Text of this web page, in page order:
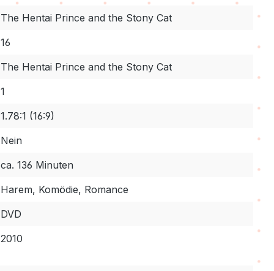
The Hentai Prince and the Stony Cat
16
The Hentai Prince and the Stony Cat
1
1.78:1 (16:9)
Nein
ca. 136 Minuten
Harem, Komödie, Romance
DVD
2010